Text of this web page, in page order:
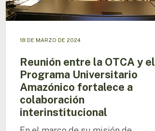
fortalece
a
interinstitucional
18 DE MARZO DE 2024
Reunión entre la OTCA y el
Programa Universitario
Amazónico fortalece a
colaboración
interinstitucional